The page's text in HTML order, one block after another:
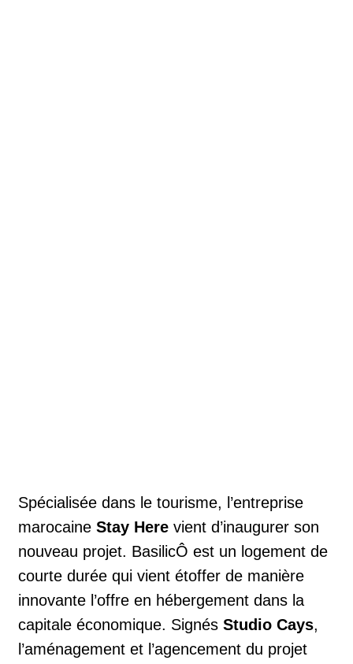
Spécialisée dans le tourisme, l’entreprise
marocaine Stay Here vient d’inaugurer son
nouveau projet. BasilicÔ est un logement de
courte durée qui vient étoffer de manière
innovante l’offre en hébergement dans la
capitale économique. Signés Studio Cays,
l’aménagement et l’agencement du projet